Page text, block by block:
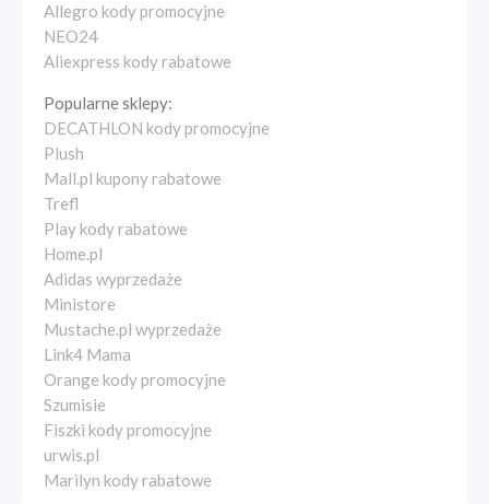
Allegro kody promocyjne
NEO24
Aliexpress kody rabatowe
Popularne sklepy:
DECATHLON kody promocyjne
Plush
Mall.pl kupony rabatowe
Trefl
Play kody rabatowe
Home.pl
Adidas wyprzedaże
Ministore
Mustache.pl wyprzedaże
Link4 Mama
Orange kody promocyjne
Szumisie
Fiszki kody promocyjne
urwis.pl
Marilyn kody rabatowe